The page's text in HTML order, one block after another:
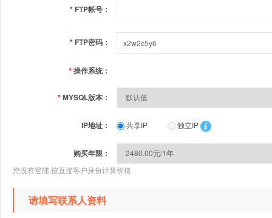
* FTP帐号：
* FTP密码：
*操作系统：
*MYSQL版本：
IP地址： 共享IP 独立IP
购买年限：
您没有登陆,按直接客户身份计算价格
请填写联系人资料